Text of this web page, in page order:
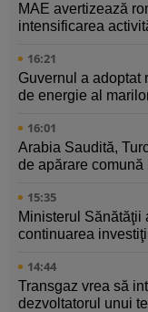
MAE avertizează
intensificarea
16:21
Guvernul a adoptat
de energie al
16:01
Arabia Saudită,
de apărare comună
15:35
Ministerul Sănătăţii
continuarea
14:44
Transgaz vrea să
dezvoltatorul unui